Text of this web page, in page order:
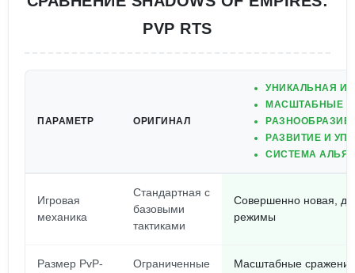
PVP RTS
ПАРАМЕТР ОРИГИНАЛ
УНИКАЛЬНАЯ
МАСШТАБНЫЕ
РАЗНООБРАЗИЕ
РАЗВИТИЕ И
СИСТЕМА
Игровая
механика
Стандартная с
базовыми
тактиками
Совершенно новая,
режимы
Размер PvP-
Ограниченные
Масштабные